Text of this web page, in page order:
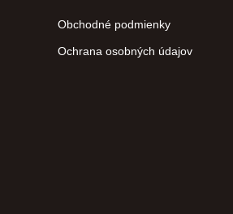
Obchodné podmienky
Ochrana osobných údajov